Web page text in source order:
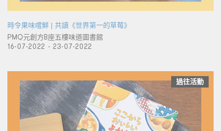
時令果味嚐鮮 | 共讀《世界第一的草莓》
PMQ元創方B座五樓味道圖書館
16-07-2022 - 23-07-2022
過往活動